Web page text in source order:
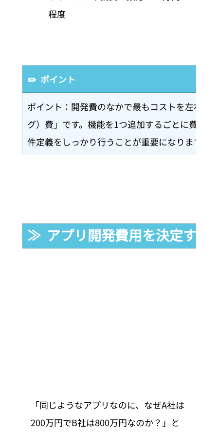
程度
✏️  ポイント
ポイント：開発費のなかで最もコストを左右す
グ）費」です。機能を1つ追加するごとに費用
件定義をしっかり行うことが重要になります。
≫  アプリ開発費用を決定する
「同じようなアプリなのに、なぜA社は
200万円でB社は800万円なのか？」と